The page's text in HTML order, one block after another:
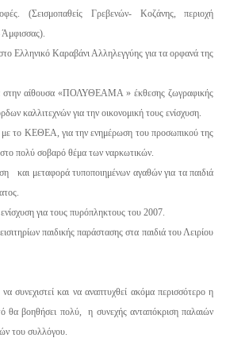
(Σεισμοπαθείς Γρεβενών- Κοζάνης, περιοχή
Άμφισσας).
Καραβάνι Αλληλεγγύης για τα ορφανά της
αίθουσα «ΠΟΛΥΘΕΑΜΑ » έκθεσης ζωγραφικής
καλλιτεχνών για την οικονομική τους ενίσχυση.
ΚΕΘΕΑ, για την ενημέρωση του προσωπικού της
πολύ σοβαρό θέμα των ναρκωτικών.
μεταφορά τυποποιημένων αγαθών για τα παιδιά
για τους πυρόπληκτους του 2007.
παιδικής παράστασης στα παιδιά του Λειρίου
συνεχιστεί και να αναπτυχθεί ακόμα περισσότερο η
θα βοηθήσει πολύ, η συνεχής ανταπόκριση παλαιών
του συλλόγου.